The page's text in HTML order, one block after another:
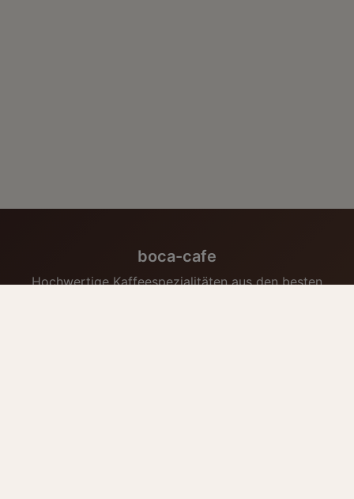
boca-cafe
Hochwertige Kaffeespezialitäten aus den besten